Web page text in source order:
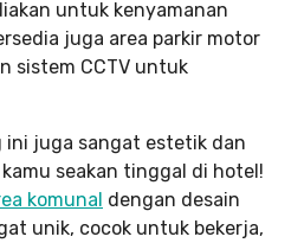
untuk kenyamanan
juga area parkir motor
sistem CCTV untuk
ini juga sangat estetik dan
seakan tinggal di hotel!
komunal dengan desain
unik, cocok untuk bekerja,